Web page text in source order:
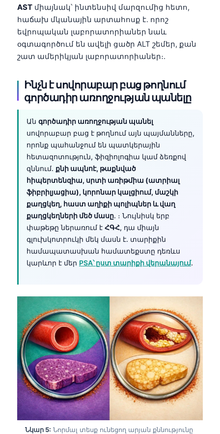
AST միայնակ՝ ինտենսիվ մարզումից հետո,
հաճախ մկանային արտահոսք է․ որոշ
եվրոպական լաբորատորիաներ նաև
օգտագործում են ավելի ցածր ALT շեմեր, քան
շատ ամերիկյան լաբորատորիաներ։.
Ինչն է սովորաբար բաց թողնում
գործադիր առողջության պանելը
Ան գործադիր առողջության պանել
սովորաբար բաց է թողնում այն պայմանները,
որոնք պահանջում են պատկերային
հետազոտություն, ֆիզիոլոգիա կամ ձեռքով
զննում․ քնի ապնոէ, թաքնված
հիպերտենզիա, սրտի առիթմիա (ատրիալ
ֆիբրիլյացիա), կորոնար կալցիում, մաշկի
քաղցկեղ, հաստ աղիքի պոլիպներ և վաղ
քաղցկեղների մեծ մասը. ։ Նույնիսկ երբ
փաթեթը ներառում է ՀԳՀ, դա միայն
գլուխկոտրուկի մեկ մասն է․ տարիքին
համապատասխան համատեքստը դեռևս
կարևոր է մեր PSA՝ ըստ տարիքի վերանայում.
Նկար 5: Նորմալ տեսք ունեցող արյան քննությունը
Русский
Lietuvių kalba
Polski
한국어
Slovenščina
Magyar
Shqip
বাংলা
اردو
తెలుగు
தமிழ்
ગુજરાતી
ಕನ್ನಡ
മലയാളം
Bahasa Melayu
Tiếng Việt
Tagalog
ไทย
ဗမာစာ
ភាសាខ្មែរ
Kiswahili
Українська
O‘zbekcha
Català
Қазақ тілі